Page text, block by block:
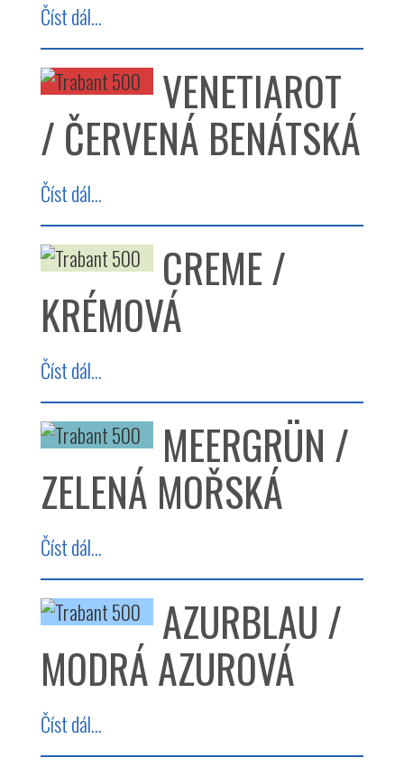
Číst dál...
VENETIAROT
/ ČERVENÁ BENÁTSKÁ
Číst dál...
CREME /
KRÉMOVÁ
Číst dál...
MEERGRÜN /
ZELENÁ MOŘSKÁ
Číst dál...
AZURBLAU /
MODRÁ AZUROVÁ
Číst dál...